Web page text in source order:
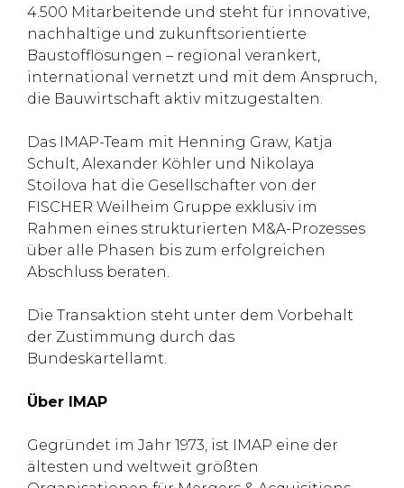
4.500 Mitarbeitende und steht für innovative,
nachhaltige und zukunftsorientierte
Baustofflösungen – regional verankert,
international vernetzt und mit dem Anspruch,
die Bauwirtschaft aktiv mitzugestalten.
Das IMAP-Team mit Henning Graw, Katja
Schult, Alexander Köhler und Nikolaya
Stoilova hat die Gesellschafter von der
FISCHER Weilheim Gruppe exklusiv im
Rahmen eines strukturierten M&A-Prozesses
über alle Phasen bis zum erfolgreichen
Abschluss beraten.
Die Transaktion steht unter dem Vorbehalt
der Zustimmung durch das
Bundeskartellamt.
Über IMAP
Gegründet im Jahr 1973, ist IMAP eine der
ältesten und weltweit größten